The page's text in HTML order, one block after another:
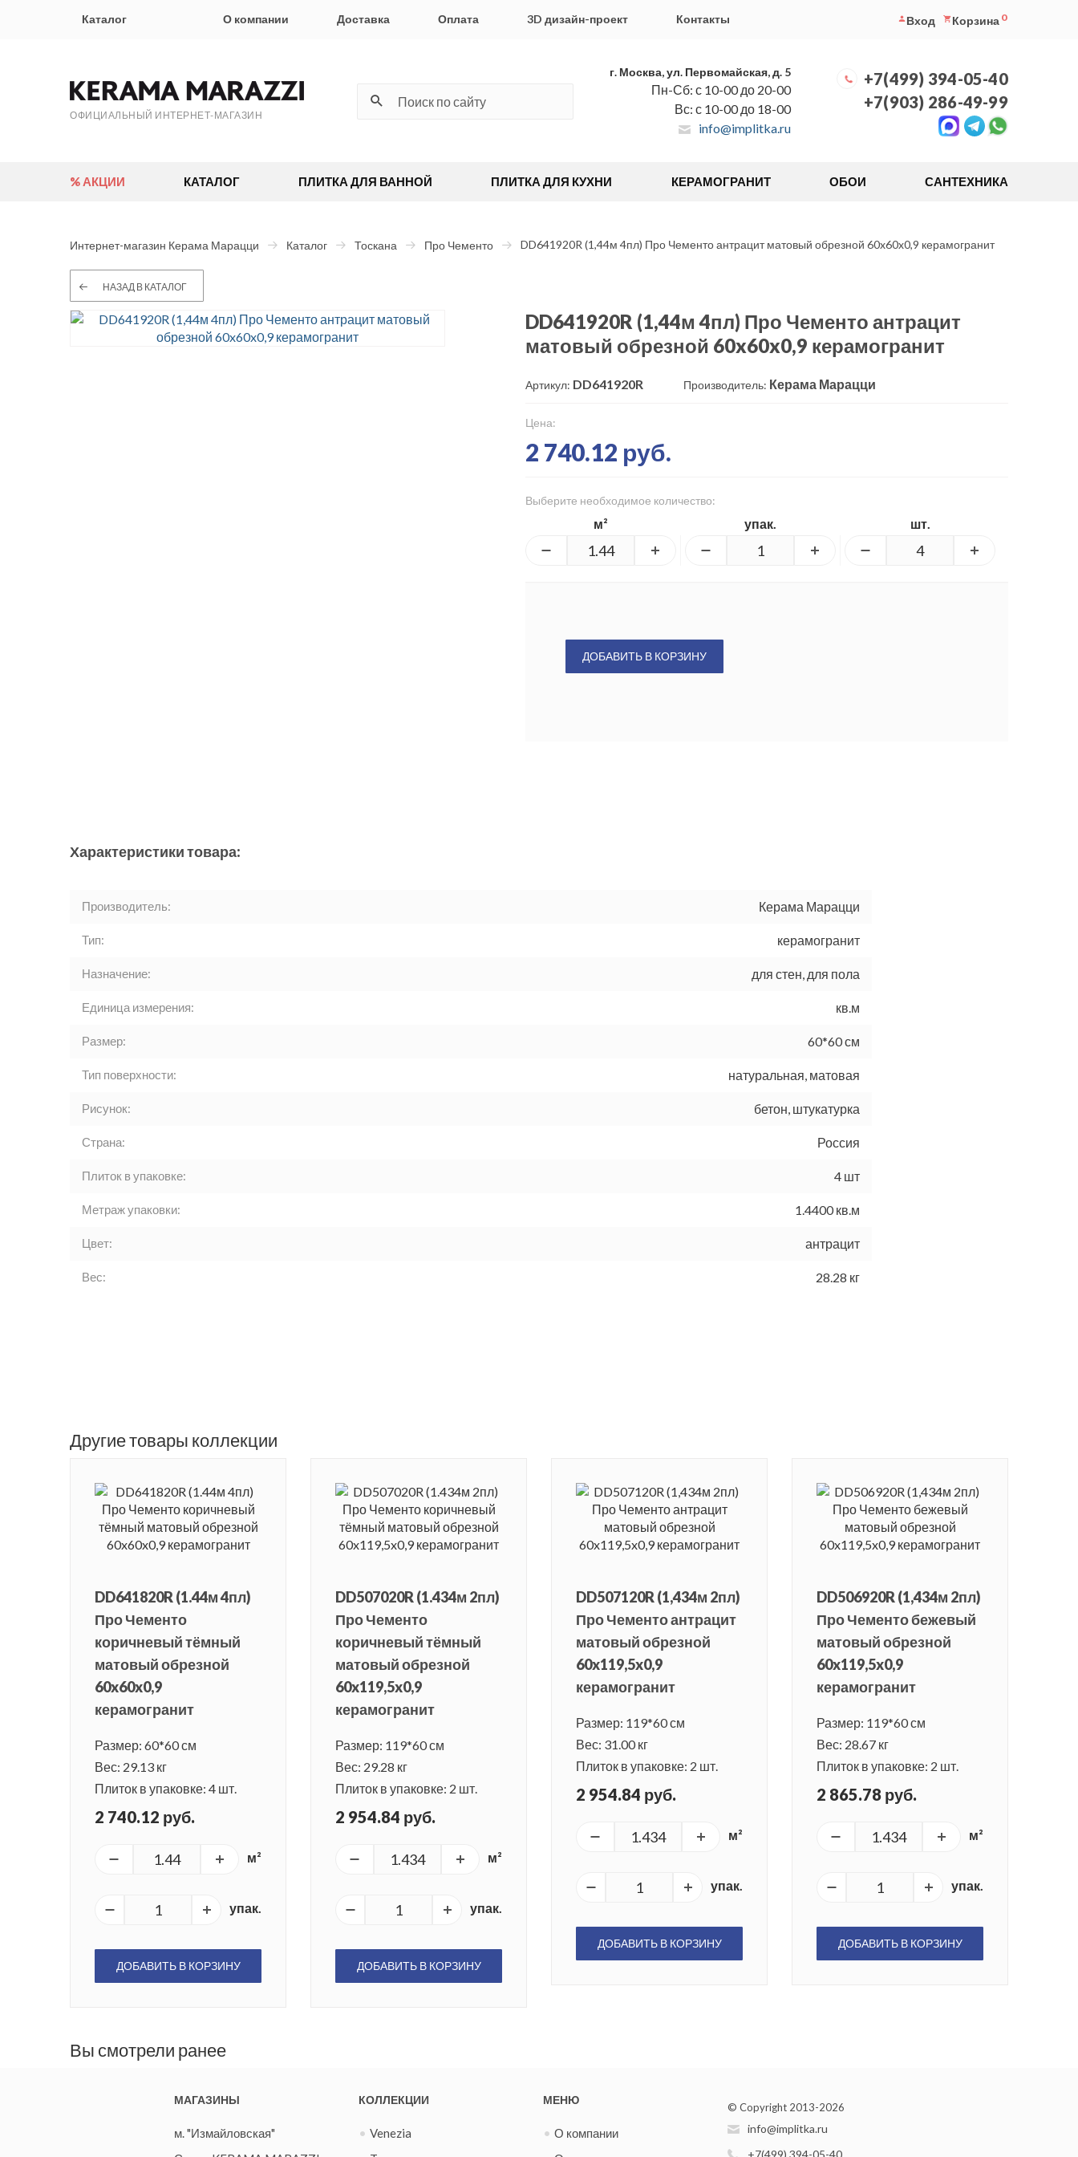
Каталог О компании Доставка Оплата 3D дизайн-проект Контакты Вход Корзина 0
ОФИЦИАЛЬНЫЙ ИНТЕРНЕТ-МАГАЗИН
г. Москва, ул. Первомайская, д. 5
Пн-Сб: с 10-00 до 20-00
Вс: с 10-00 до 18-00
info@implitka.ru
+7(499) 394-05-40
+7(903) 286-49-99
% АКЦИИ КАТАЛОГ ПЛИТКА ДЛЯ ВАННОЙ ПЛИТКА ДЛЯ КУХНИ КЕРАМОГРАНИТ ОБОИ САНТЕХНИКА
Интернет-магазин Керама Марацци Каталог Тоскана Про Чементо DD641920R (1,44м 4пл) Про Чементо антрацит матовый обрезной 60x60x0,9 керамогранит
НАЗАД В КАТАЛОГ
DD641920R (1,44м 4пл) Про Чементо антрацит
матовый обрезной 60x60x0,9 керамогранит
Артикул: DD641920R Производитель: Керама Марацци
Цена:
2 740.12 руб.
Выберите необходимое количество:
м² упак. шт.
ДОБАВИТЬ В КОРЗИНУ
Характеристики товара:
Производитель: Керама Марацци
Тип: керамогранит
Назначение: для стен, для пола
Единица измерения: кв.м
Размер: 60*60 см
Тип поверхности: натуральная, матовая
Рисунок: бетон, штукатурка
Страна: Россия
Плиток в упаковке: 4 шт
Метраж упаковки: 1.4400 кв.м
Цвет: антрацит
Вес: 28.28 кг
Другие товары коллекции
DD641820R (1.44м 4пл)
Про Чементо
коричневый тёмный
матовый обрезной
60x60x0,9
керамогранит
Размер: 60*60 см
Вес: 29.13 кг
Плиток в упаковке: 4 шт.
2 740.12 руб.
м²
упак.
ДОБАВИТЬ В КОРЗИНУ
DD507020R (1.434м 2пл)
Про Чементо
коричневый тёмный
матовый обрезной
60x119,5x0,9
керамогранит
Размер: 119*60 см
Вес: 29.28 кг
Плиток в упаковке: 2 шт.
2 954.84 руб.
м²
упак.
ДОБАВИТЬ В КОРЗИНУ
DD507120R (1,434м 2пл)
Про Чементо антрацит
матовый обрезной
60x119,5x0,9
керамогранит
Размер: 119*60 см
Вес: 31.00 кг
Плиток в упаковке: 2 шт.
2 954.84 руб.
м²
упак.
ДОБАВИТЬ В КОРЗИНУ
DD506920R (1,434м 2пл)
Про Чементо бежевый
матовый обрезной
60x119,5x0,9
керамогранит
Размер: 119*60 см
Вес: 28.67 кг
Плиток в упаковке: 2 шт.
2 865.78 руб.
м²
упак.
ДОБАВИТЬ В КОРЗИНУ
Вы смотрели ранее
МАГАЗИНЫ
м. "Измайловская"
КОЛЛЕКЦИИ
Venezia
МЕНЮ
О компании
© Copyright 2013-2026
info@implitka.ru